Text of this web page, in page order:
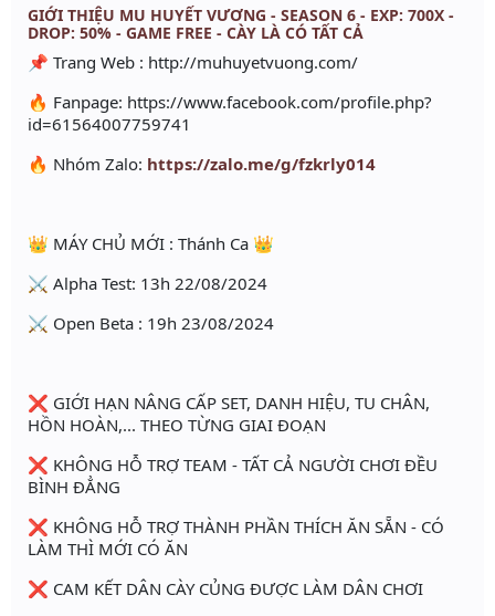
GIỚI THIỆU MU HUYẾT VƯƠNG - SEASON 6 - EXP: 700X -
DROP: 50% - GAME FREE - CÀY LÀ CÓ TẤT CẢ
📌 Trang Web : http://muhuyetvuong.com/
🔥 Fanpage: https://www.facebook.com/profile.php?
id=61564007759741
🔥 Nhóm Zalo: https://zalo.me/g/fzkrly014
👑 MÁY CHỦ MỚI : Thánh Ca 👑
⚔ Alpha Test: 13h 22/08/2024
⚔ Open Beta : 19h 23/08/2024
❌ GIỚI HẠN NÂNG CẤP SET, DANH HIỆU, TU CHÂN,
HỒN HOÀN,... THEO TỪNG GIAI ĐOẠN
❌ KHÔNG HỖ TRỢ TEAM - TẤT CẢ NGƯỜI CHƠI ĐỀU
BÌNH ĐẲNG
❌ KHÔNG HỖ TRỢ THÀNH PHẦN THÍCH ĂN SẴN - CÓ
LÀM THÌ MỚI CÓ ĂN
❌ CAM KẾT DÂN CÀY CỦNG ĐƯỢC LÀM DÂN CHƠI